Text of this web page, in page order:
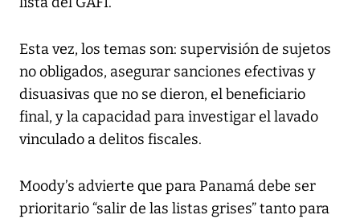
Esta vez, los temas son: supervisión de sujetos
no obligados, asegurar sanciones efectivas y
disuasivas que no se dieron, el beneficiario
final, y la capacidad para investigar el lavado
vinculado a delitos fiscales.
Moody’s advierte que para Panamá debe ser
prioritario “salir de las listas grises” tanto para